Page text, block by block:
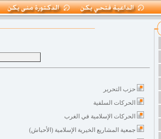
حزب التحرير
الحركات السلفية
الحركات الإسلامية في الغرب
جمعية المشاريع الخيرية الإسلامية (الأحباش)